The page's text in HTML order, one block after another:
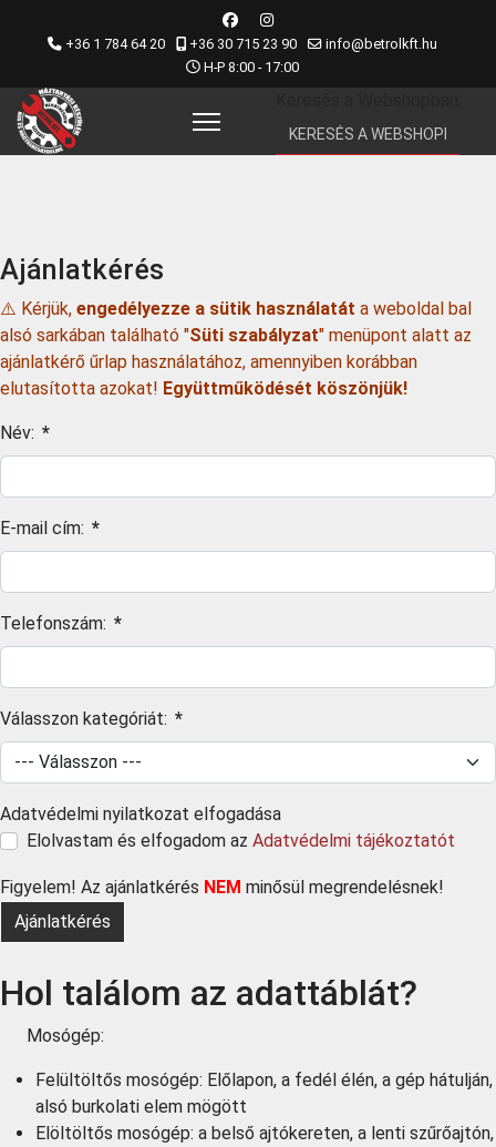
+36 1 784 64 20 +36 30 715 23 90
info@betrolkft.hu
H-P 8:00 - 17:00
Ajánlatkérés
⚠️ Kérjük, engedélyezze a sütik használatát a weboldal bal
alsó sarkában található "Süti szabályzat" menüpont alatt az
ajánlatkérő űrlap használatához, amennyiben korábban
elutasította azokat! Együttműködését köszönjük!
Név: *
E-mail cím: *
Telefonszám: *
Válasszon kategóriát: *
Adatvédelmi nyilatkozat elfogadása
Elolvastam és elfogadom az Adatvédelmi tájékoztatót
Figyelem! Az ajánlatkérés NEM minősül megrendelésnek!
Ajánlatkérés
Hol találom az adattáblát?
Mosógép:
Felültöltős mosógép: Előlapon, a fedél élén, a gép hátulján,
alsó burkolati elem mögött
Elöltöltős mosógép: a belső ajtókereten, a lenti szűrőajtón,